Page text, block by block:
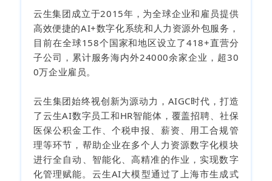
云生集团成立于2015年，为全球企业和雇员提供
高效便捷的AI+数字化系统和人力资源外包服务，
目前在全球158个国家和地区设立了418+直营分
子公司，累计服务海内外24000余家企业，超30
0万企业雇员。
云生集团始终视创新为源动力，AIGC时代，打造
了云生AI数字员工和HR智能体，覆盖招聘、社保
医保公积金工作、个税申报、薪资、用工合规管
理等环节，帮助企业在多个人力资源数字化模块
进行全自动、智能化、高精准的作业，实现数字
化管理赋能。云生AI大模型通过了上海市生成式